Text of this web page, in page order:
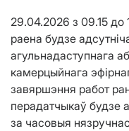
29.04.2026 з 09.15 до
раена будзе
агульнадаступнага
камерцыйнага
завяршэння работ
перадатчыкаў будзе
за часовыя